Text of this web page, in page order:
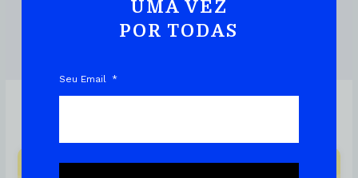
DOWNLOAD DO EBOOK
UMA VEZ
POR TODAS
Seu Email